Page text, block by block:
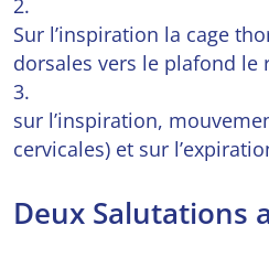
Sur l’inspiration la cage
dorsales vers le plafond le
sur l’inspiration,
cervicales) et sur
Deux Salutations